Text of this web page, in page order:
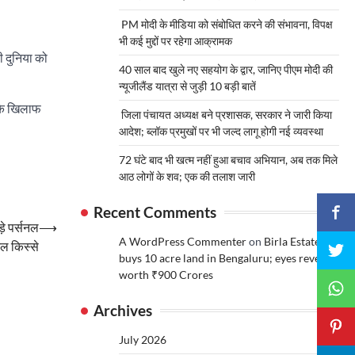
को
खिलाफ
पर्सनल
किस्से
⟶
PM मोदी के मीडिया को संबोधित करने की संभावना, विपक्ष
भी कई मुद्दों पर रहेगा आक्रामक
40 साल बाद खुले नए सहयोग के द्वार, जानिए पीएम मोदी की
न्यूजीलैंड यात्रा से जुड़ी 10 बड़ी बातें
जिला पंचायत अध्यक्ष बने प्रशासक, सरकार ने जारी किया
आदेश; ब्लॉक प्रमुखों पर भी जल्द लागू होगी नई व्यवस्था
72 घंटे बाद भी खत्म नहीं हुआ बचाव अभियान, अब तक मिले
आठ लोगों के शव; एक की तलाश जारी
Recent Comments
A WordPress Commenteron Birla Estates
buys 10 acre land in Bengaluru; eyes revenue
worth ₹900 Crores
Archives
July 2026